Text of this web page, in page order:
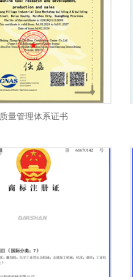
质量管理体系证书